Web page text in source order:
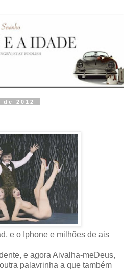
2012
e o Iphone e milhões de ais
e agora Aivalha-meDeus,
palavrinha a que também